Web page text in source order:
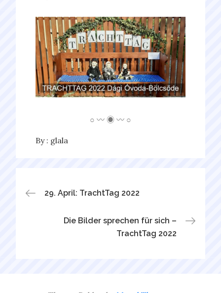
○ 〰 ◉ 〰 ○
By : glala
Bejegyzés
navigáció
29. April: TrachtTag 2022
Die Bilder sprechen für sich –
TrachtTag 2022